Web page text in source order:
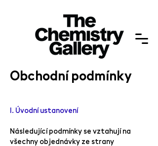
Obchodní podmínky
I. Úvodní ustanovení
Následující podmínky se vztahují na
všechny objednávky ze strany